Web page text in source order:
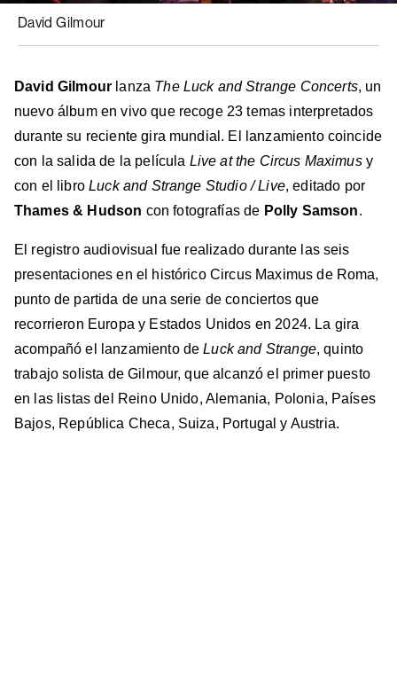
David Gilmour
David Gilmour lanza The Luck and Strange Concerts, un
nuevo álbum en vivo que recoge 23 temas interpretados
durante su reciente gira mundial. El lanzamiento coincide
con la salida de la película Live at the Circus Maximusy
con el libroLuck and Strange Studio / Live, editado por
Thames & Hudson con fotografías de Polly Samson.
El registro audiovisual fue realizado durante las seis
presentaciones en el histórico Circus Maximus de Roma,
punto de partida de una serie de conciertos que
recorrieron Europa y Estados Unidos en 2024. La gira
acompañó el lanzamiento deLuck and Strange, quinto
trabajo solista de Gilmour, que alcanzó el primer puesto
en las listas del Reino Unido, Alemania, Polonia, Países
Bajos, República Checa, Suiza, Portugal y Austria.